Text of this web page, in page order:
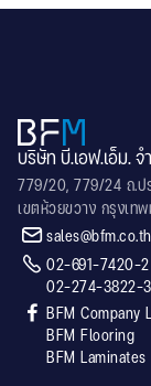
บริษัท บี.เอฟ.เอ็ม. จ
779/20, 779/24 ถ.ป
เขตห้วยขวาง กรุงเท
 sales@bfm.co.th
 02-691-7420-2
02-274-3822-3

BFM Company
BFM Flooring
BFM Laminates